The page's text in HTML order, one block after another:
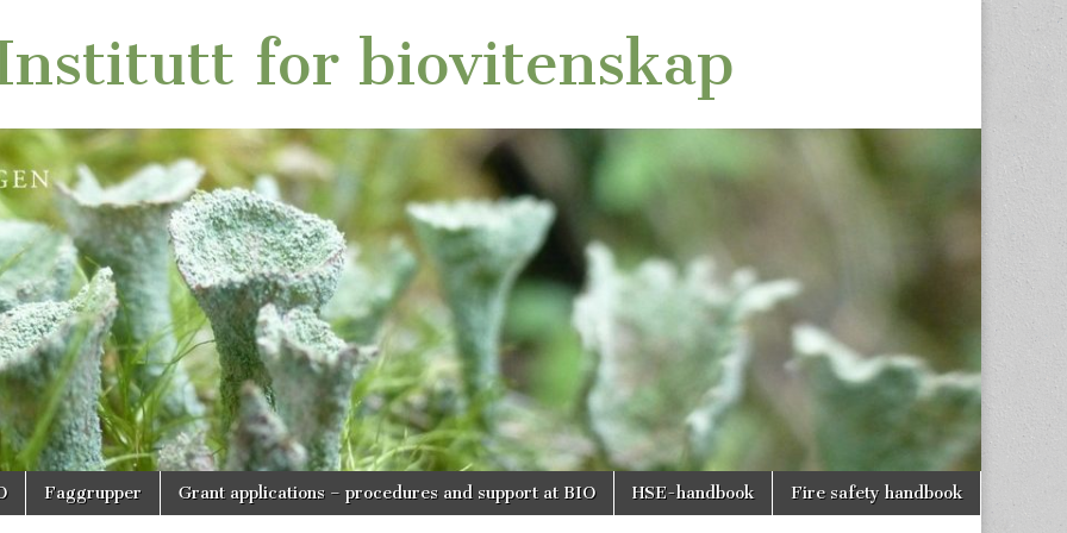
for biovitenskap
Faggrupper Grant applications – procedures and support at BIO HSE-handbook Fire safety handbook